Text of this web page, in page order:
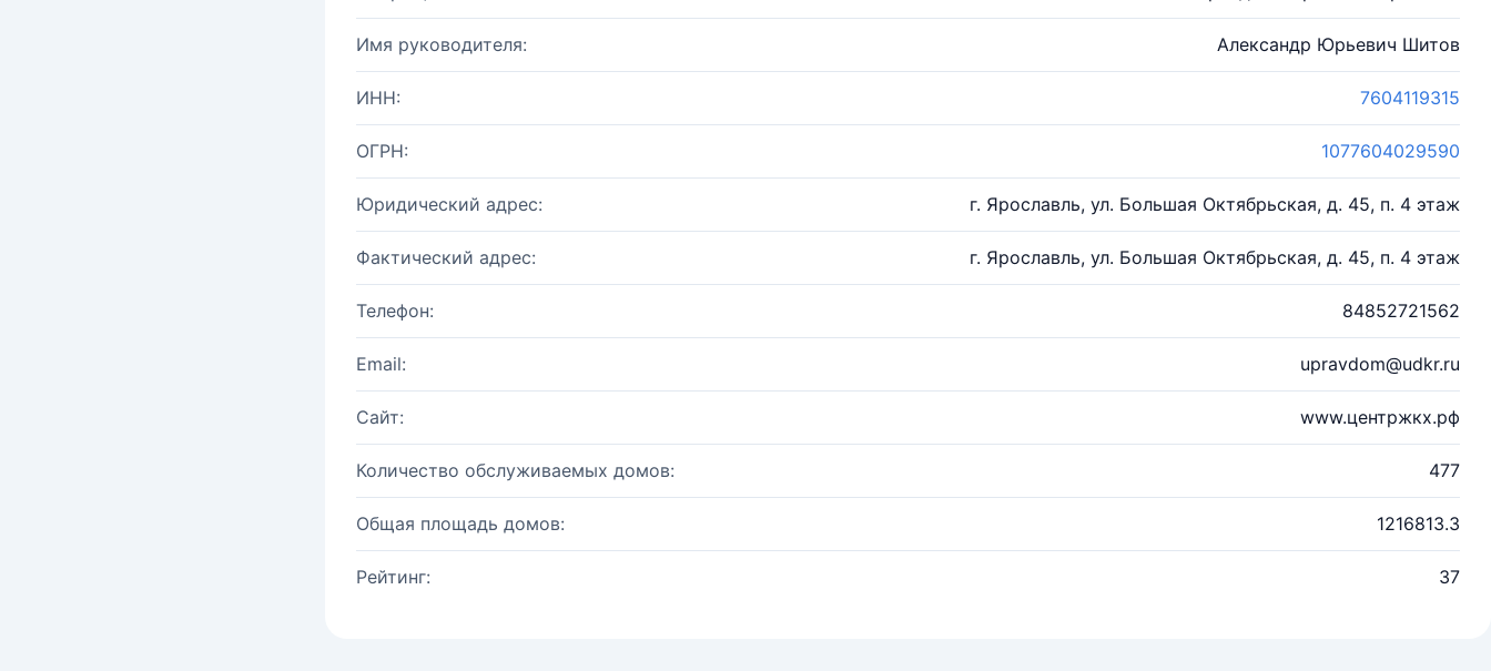
Имя руководителя: Александр Юрьевич Шитов
ИНН: 7604119315
ОГРН: 1077604029590
Юридический адрес: г. Ярославль, ул. Большая Октябрьская, д. 45, п. 4 этаж
Фактический адрес: г. Ярославль, ул. Большая Октябрьская, д. 45, п. 4 этаж
Телефон: 84852721562
Email: upravdom@udkr.ru
Сайт: www.центржкх.рф
Количество обслуживаемых домов: 477
Общая площадь домов: 1216813.3
Рейтинг: 37